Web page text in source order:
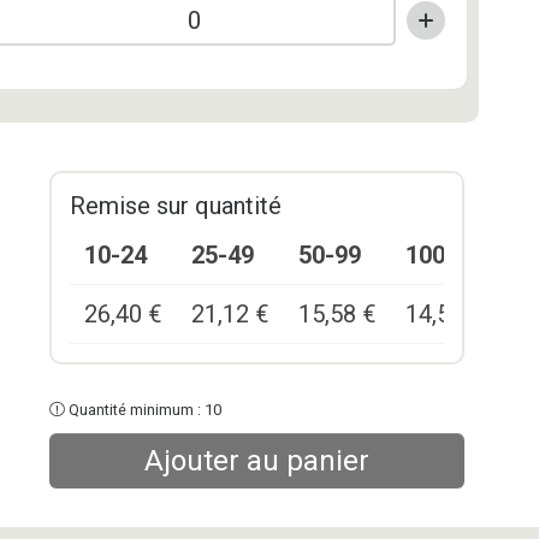
Remise sur quantité
10-24
25-49 50-99 100+
26,40 € 21,12 € 15,58 € 14,52
Quantité minimum : 10
Ajouter au panier